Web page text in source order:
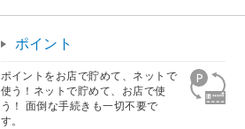
ポイント
ポイントをお店で貯めて、ネットで
使う！ネットで貯めて、お店で使
う！ 面倒な手続きも一切不要で
す。